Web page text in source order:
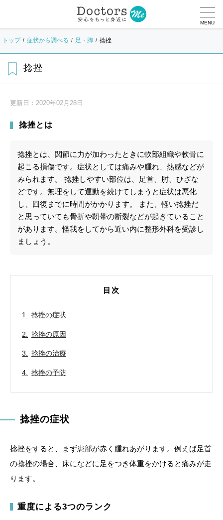
MENU
トップ 症状から調べる 足・脚 捻挫
捻挫
更新日： 2020年02月28日
捻挫とは
捻挫とは、関節に力が加わったときに軟部組織や軟骨に
起こる損傷です。症状としては痛みや腫れ、熱感などが
みられます。 捻挫しやすい部位は、足首、肘、ひざな
どです。無理をして運動を続けてしまうと症状は悪化
し、回復までに時間がかかります。 また、軽い捻挫だ
と思っていても骨折や靭帯の断裂などが起きていること
があります。怪我をしてから近い内に整形外科を受診し
ましょう。
目次
捻挫の症状
捻挫の原因
捻挫の治療
捻挫の予防
捻挫の症状
捻挫をすると、まず患部が赤く腫れあがります。例えば足首
の捻挫の場合、床になどに足をつき体重をかけると痛みが走
ります。
重度による3つのランク